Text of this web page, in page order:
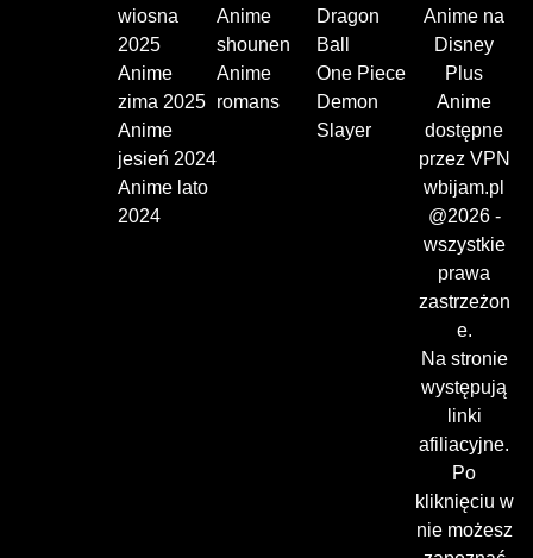
wiosna
2025
Anime
zima 2025
Anime
jesień 2024
Anime lato
2024
Anime
shounen
Anime
romans
Dragon
Ball
One Piece
Demon
Slayer
Anime na
Disney
Plus
Anime
dostępne
przez VPN
wbijam.pl
@2026 -
wszystkie
prawa
zastrzeżon
e.
Na stronie
występują
linki
afiliacyjne.
Po
kliknięciu w
nie możesz